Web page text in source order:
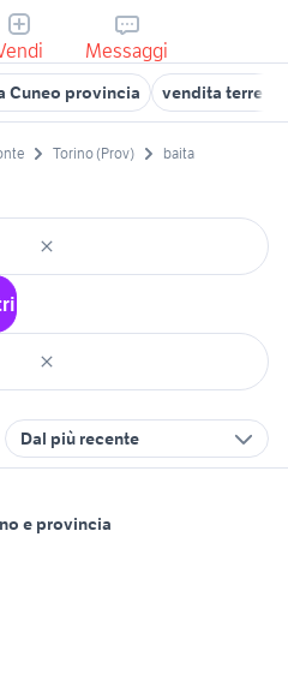
Messaggi
Cuneo provincia vendita terreni
Torino (Prov) baita
Dal più recente
e provincia